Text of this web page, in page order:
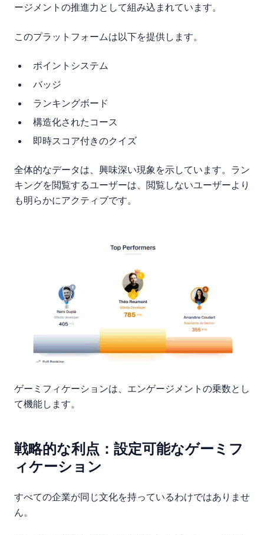
ージメントの推進力として組み込まれています。
このプラットフォームは以下を提供します。
ポイントシステム
バッジ
ランキングボード
構造化されたコース
即時スコア付きのクイズ
全体的なデータは、興味深い現象を示しています。ラン
キングを閲覧するユーザーは、閲覧しないユーザーより
も明らかにアクティブです。
ゲーミフィケーションは、エンゲージメントの乗数とし
て機能します。
戦略的な利点：設定可能なゲーミフ
ィケーション
すべての企業が同じ文化を持っているわけではありませ
ん。